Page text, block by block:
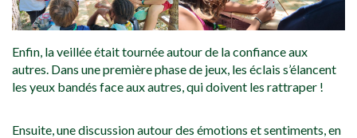
Enfin, la veillée était tournée autour de la confiance aux
autres. Dans une première phase de jeux, les éclais s’élancent
les yeux bandés face aux autres, qui doivent les rattraper !
Ensuite, une discussion autour des émotions et sentiments, en